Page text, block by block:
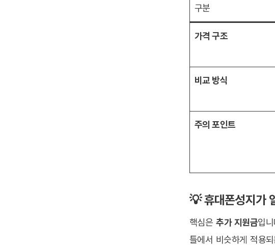
구분
가격 구조
비교 방식
주의 포인트
💡 휴대폰성지가
핵심은추가 지원금입
틀에서 비슷하게 적용